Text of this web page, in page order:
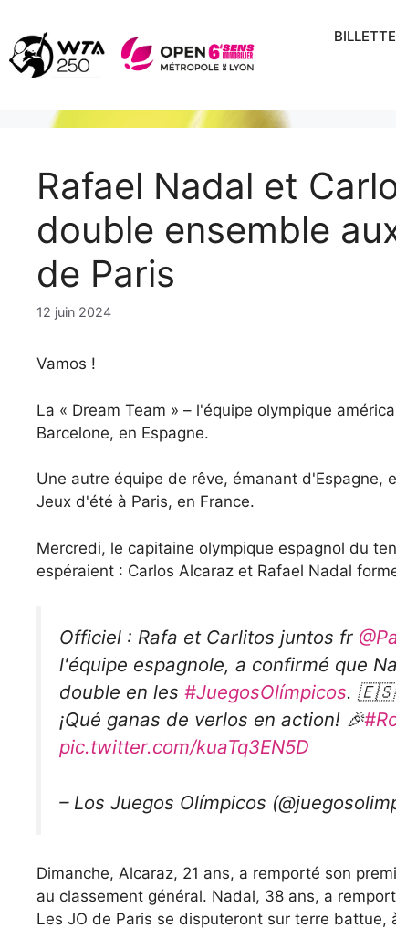
contenu
Rafael Nadal et
double ensemble
de Paris
12 juin 2024
Vamos !
La « Dream Team » – l'équipe olympique
Barcelone, en Espagne.
Une autre équipe de rêve, émanant d'Espagne,
Jeux d'été à Paris, en France.
Mercredi, le capitaine olympique espagnol du
espéraient : Carlos Alcaraz et Rafael Nadal
Officiel : Rafa et Carlitos juntos fr
l'équipe espagnole, a confirmé que
double en les #JuegosOlímpicos. 🇪🇸
¡Qué ganas de verlos en action! 🎉
pic.twitter.com/kuaTq3EN5D
– Los Juegos Olímpicos
Dimanche, Alcaraz, 21 ans, a remporté son
au classement général. Nadal, 38 ans, a
Les JO de Paris se disputeront sur terre battue,